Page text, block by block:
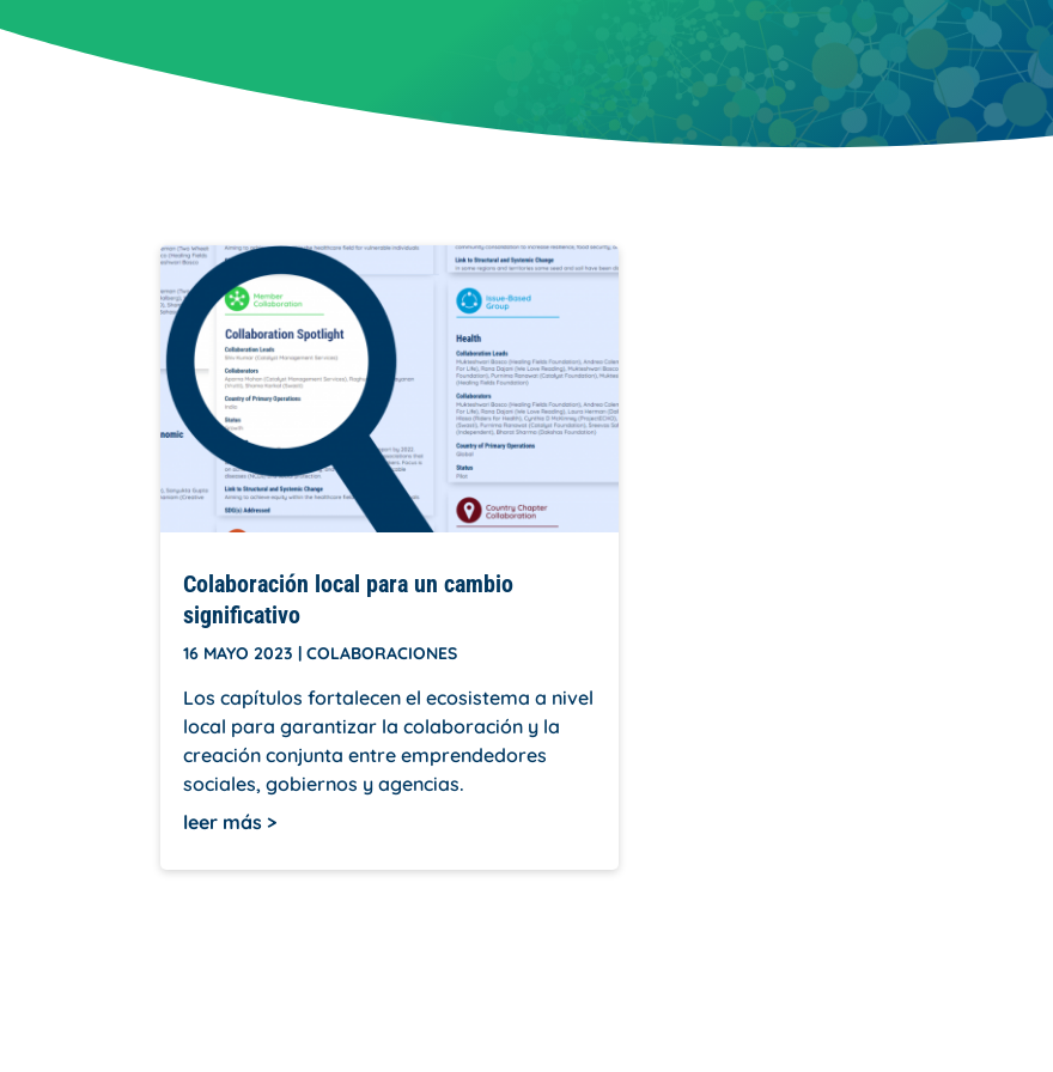
Colaboración local para un cambio
significativo
16 MAYO 2023 |COLABORACIONES
Los capítulos fortalecen el ecosistema a nivel
local para garantizar la colaboración y la
creación conjunta entre emprendedores
sociales, gobiernos y agencias.
leer más